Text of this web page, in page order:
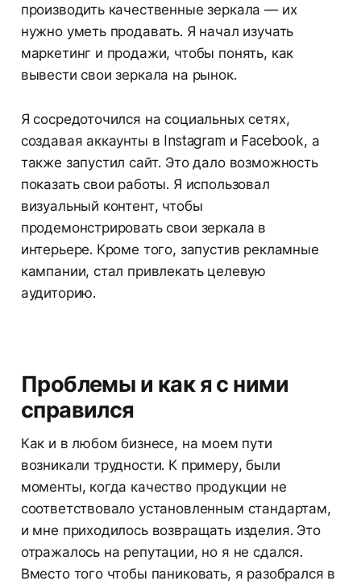
производить качественные зеркала — их
нужно уметь продавать. Я начал изучать
маркетинг и продажи, чтобы понять, как
вывести свои зеркала на рынок.
Я сосредоточился на социальных сетях,
создавая аккаунты в Instagram и Facebook, а
также запустил сайт. Это дало возможность
показать свои работы. Я использовал
визуальный контент, чтобы
продемонстрировать свои зеркала в
интерьере. Кроме того, запустив рекламные
кампании, стал привлекать целевую
аудиторию.
Проблемы и как я с ними
справился
Как и в любом бизнесе, на моем пути
возникали трудности. К примеру, были
моменты, когда качество продукции не
соответствовало установленным стандартам,
и мне приходилось возвращать изделия. Это
отражалось на репутации, но я не сдался.
Вместо того чтобы паниковать, я разобрался в